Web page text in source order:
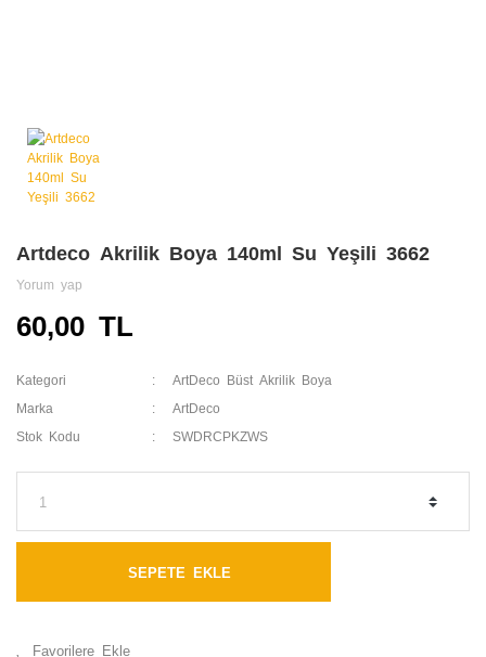
Artdeco Akrilik Boya 140ml Su Yeşili 3662
Yorum yap
60,00 TL
Kategori ArtDeco Büst Akrilik Boya
Marka ArtDeco
Stok Kodu SWDRCPKZWS
SEPETE EKLE